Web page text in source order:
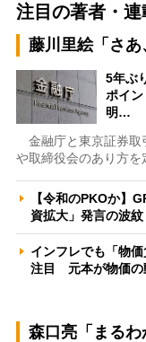
注目の著者・連
藤川里絵「さあ
5年ぶ
ポイ
明…
金融庁と東京証券取
や取締役会のあり方を
【令和のPKOか】
資拡大」発言の波
インフレでも「物
注目 元本が物価
森口亮「まるわ